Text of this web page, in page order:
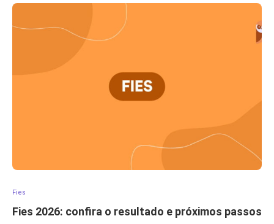
Fies
Fies 2026: confira o resultado e próximos passos